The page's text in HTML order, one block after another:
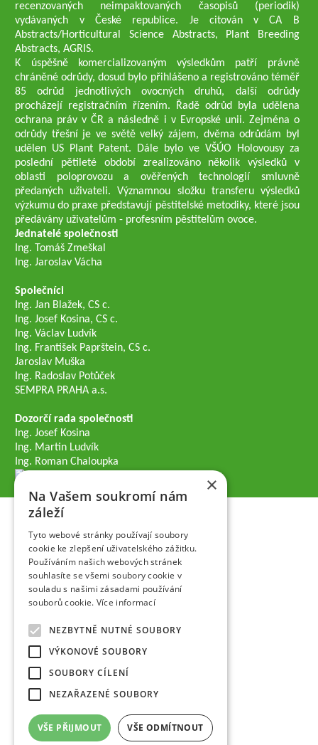
recenzovaných neimpaktovaných časopisů (periodik)
vydávaných v České republice. Je citován v CA B
Abstracts/Horticultural Science Abstracts, Plant Breeding
Abstracts, AGRIS.
K úspěšně komercializovaným výsledkům patří právně
chráněné odrůdy, dosud bylo přihlášeno a registrováno téměř
85 odrůd jednotlivých ovocných druhů, další odrůdy
procházejí registračním řízením. Řadě odrůd byla udělena
ochrana práv v ČR a následně i v Evropské unii. Zejména o
odrůdy třešní je ve světě velký zájem, dvěma odrůdám byl
udělen US Plant Patent. Dále bylo ve VŠÚO Holovousy za
poslední pětileté období zrealizováno několik výsledků v
oblasti poloprovozu a ověřených technologií smluvně
předaných uživateli. Významnou složku transferu výsledků
výzkumu do praxe představují pěstitelské metodiky, které jsou
předávány uživatelům - profesním pěstitelům ovoce.
Jednatelé společnosti
Ing. Tomáš Zmeškal
Ing. Jaroslav Vácha
Společníci
Ing. Jan Blažek, CS c.
Ing. Josef Kosina, CS c.
Ing. Václav Ludvík
Ing. František Paprštein, CS c.
Jaroslav Muška
Ing. Radoslav Potůček
SEMPRA PRAHA a.s.
Dozorčí rada společnosti
Ing. Josef Kosina
Ing. Martin Ludvík
Ing. Roman Chaloupka
×
Na Vašem soukromí nám
záleží
Tyto webové stránky používají soubory
cookie ke zlepšení uživatelského zážitku.
Používáním našich webových stránek
souhlasíte se všemi soubory cookie v
souladu s našimi zásadami používání
souborů cookie. Více informací
NEZBYTNĚ NUTNÉ SOUBORY
VÝKONOVÉ SOUBORY
SOUBORY CÍLENÍ
NEZAŘAZENÉ SOUBORY
VŠE PŘIJMOUT VŠE ODMÍTNOUT